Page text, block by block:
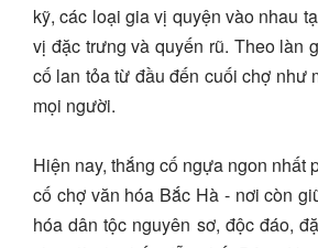
kỹ, các loại gia vị quyện vào nhau
vị đặc trưng và quyến rũ. Theo làn
cố lan tỏa từ đầu đến cuối chợ như
mọi người.
Hiện nay, thắng cố ngựa ngon nhất
cố chợ văn hóa Bắc Hà - nơi còn
hóa dân tộc nguyên sơ, độc đáo,